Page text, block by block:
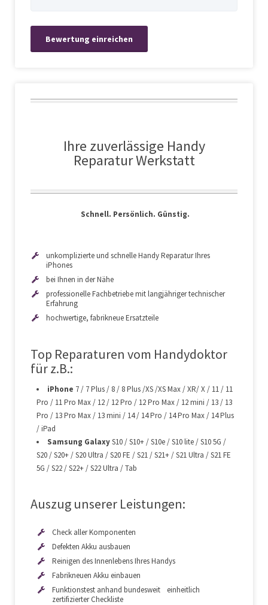
Ihre zuverlässige Handy
Reparatur Werkstatt
Schnell. Persönlich. Günstig.
unkomplizierte und schnelle Handy Reparatur Ihres
iPhones
bei Ihnen in der Nähe
professionelle Fachbetriebe mit langjähriger technischer
Erfahrung
hochwertige, fabrikneue Ersatzteile
Top Reparaturen vom Handydoktor
für z.B.:
iPhone 7 / 7 Plus / 8 / 8 Plus /XS /XS Max / XR/ X / 11 / 11
Pro / 11 Pro Max / 12 / 12 Pro / 12 Pro Max / 12 mini / 13 / 13
Pro / 13 Pro Max / 13 mini / 14 / 14 Pro / 14 Pro Max / 14 Plus
/ iPad
Samsung GalaxyS10 / S10+ / S10e / S10 lite / S10 5G /
S20 / S20+ / S20 Ultra / S20 FE / S21 / S21+ / S21 Ultra / S21 FE
5G / S22 / S22+ / S22 Ultra / Tab
Auszug unserer Leistungen:
Check aller Komponenten
Defekten Akku ausbauen
Reinigen des Innenlebens Ihres Handys
Fabrikneuen Akku einbauen
Funktionstest anhand bundesweit einheitlich
zertifizierter Checkliste